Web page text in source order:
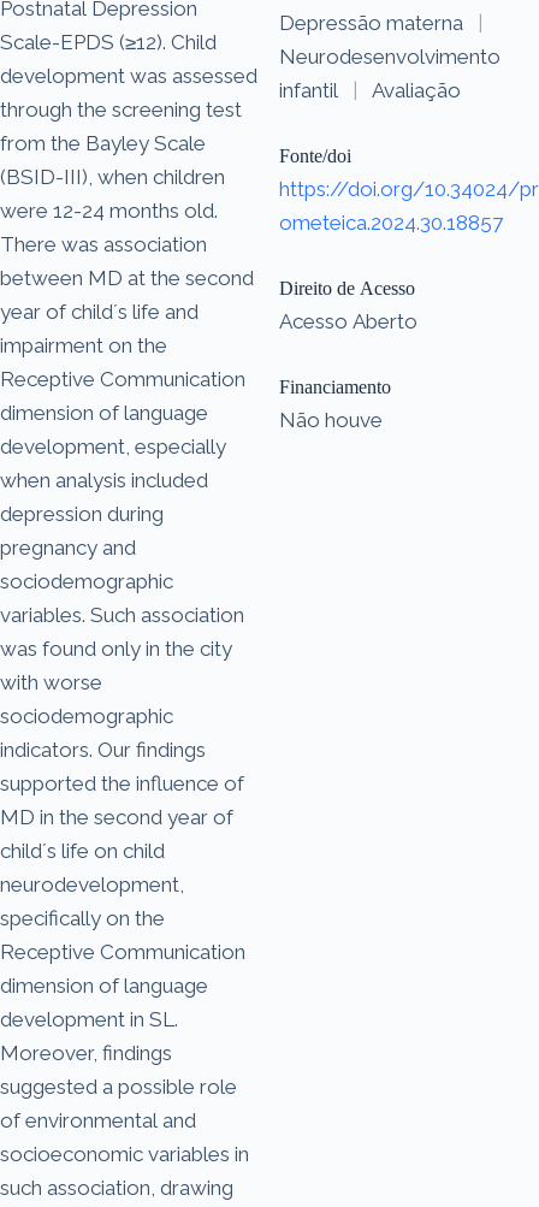
Postnatal Depression
Scale-EPDS (≥12). Child
development was assessed
through the screening test
from the Bayley Scale
(BSID-III), when children
were 12-24 months old.
There was association
between MD at the second
year of child´s life and
impairment on the
Receptive Communication
dimension of language
development, especially
when analysis included
depression during
pregnancy and
sociodemographic
variables. Such association
was found only in the city
with worse
sociodemographic
indicators. Our findings
supported the influence of
MD in the second year of
child´s life on child
neurodevelopment,
specifically on the
Receptive Communication
dimension of language
development in SL.
Moreover, findings
suggested a possible role
of environmental and
socioeconomic variables in
such association, drawing
Depressão materna
|
Neurodesenvolvimento
infantil
| Avaliação
Fonte/doi
https://doi.org/10.34024/pr
ometeica.2024.30.18857
Direito de Acesso
Acesso Aberto
Financiamento
Não houve